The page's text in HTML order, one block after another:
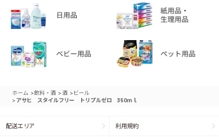
ホーム >飲料・酒 > 酒 > ビール
> アサヒ スタイルフリー トリプルゼロ 350ｍｌ
配送エリア 利用規約